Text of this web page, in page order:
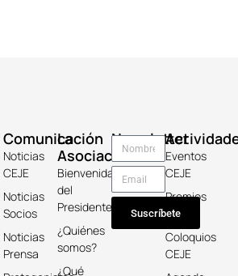
La
Asociación
Bienvenida
del
Presidente
¿Quiénes
somos?
¿Qué
Comunicación
Noticias
CEJE
Noticias
Socios
Noticias
Prensa
Eventos
CEJE
Premios
Keicho
Coloquios
CEJE
Newsletter
Suscríbete